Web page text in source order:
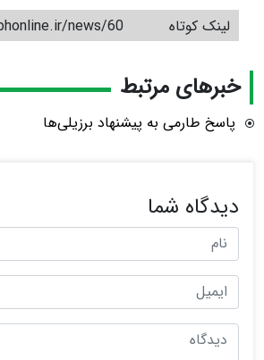
لینک کوتاه news/60
خبرهای مرتبط
پاسخ طارمی به پیشنهاد برزیلی‌ها
دیدگاه شما